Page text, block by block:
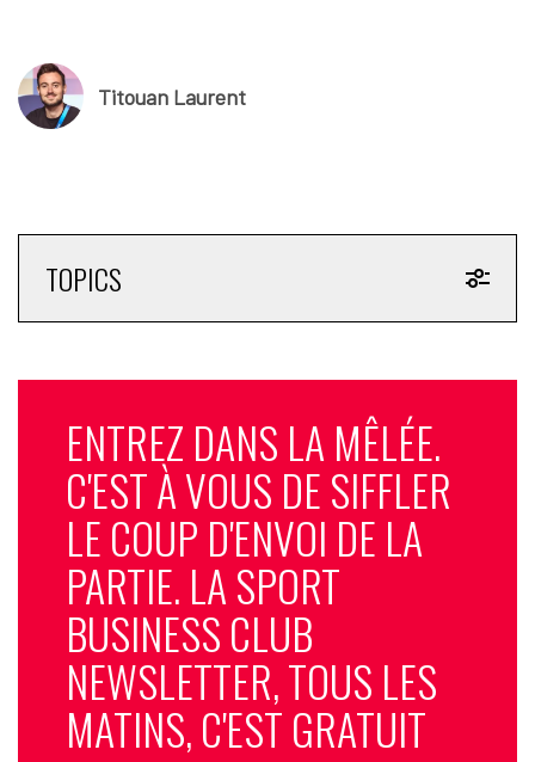
Titouan Laurent
TOPICS
ENTREZ DANS LA MÊLÉE.
C'EST À VOUS DE SIFFLER
LE COUP D'ENVOI DE LA
PARTIE. LA SPORT
BUSINESS CLUB
NEWSLETTER, TOUS LES
MATINS, C'EST GRATUIT